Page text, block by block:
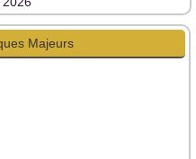
Majeurs